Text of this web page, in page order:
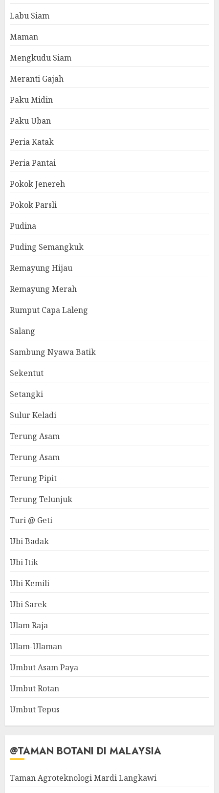
Labu Siam
Maman
Mengkudu Siam
Meranti Gajah
Paku Midin
Paku Uban
Peria Katak
Peria Pantai
Pokok Jenereh
Pokok Parsli
Pudina
Puding Semangkuk
Remayung Hijau
Remayung Merah
Rumput Capa Laleng
Salang
Sambung Nyawa Batik
Sekentut
Setangki
Sulur Keladi
Terung Asam
Terung Asam
Terung Pipit
Terung Telunjuk
Turi @ Geti
Ubi Badak
Ubi Itik
Ubi Kemili
Ubi Sarek
Ulam Raja
Ulam-Ulaman
Umbut Asam Paya
Umbut Rotan
Umbut Tepus
@TAMAN BOTANI DI MALAYSIA
Taman Agroteknologi Mardi Langkawi